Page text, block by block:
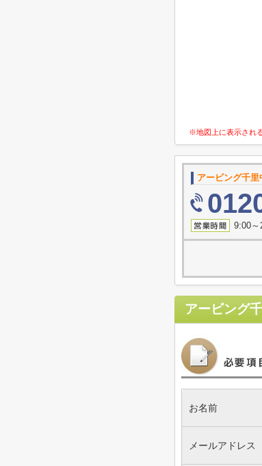
※地図上に表示され
アービング千里
9:00
アービング
お名前
メールアドレス